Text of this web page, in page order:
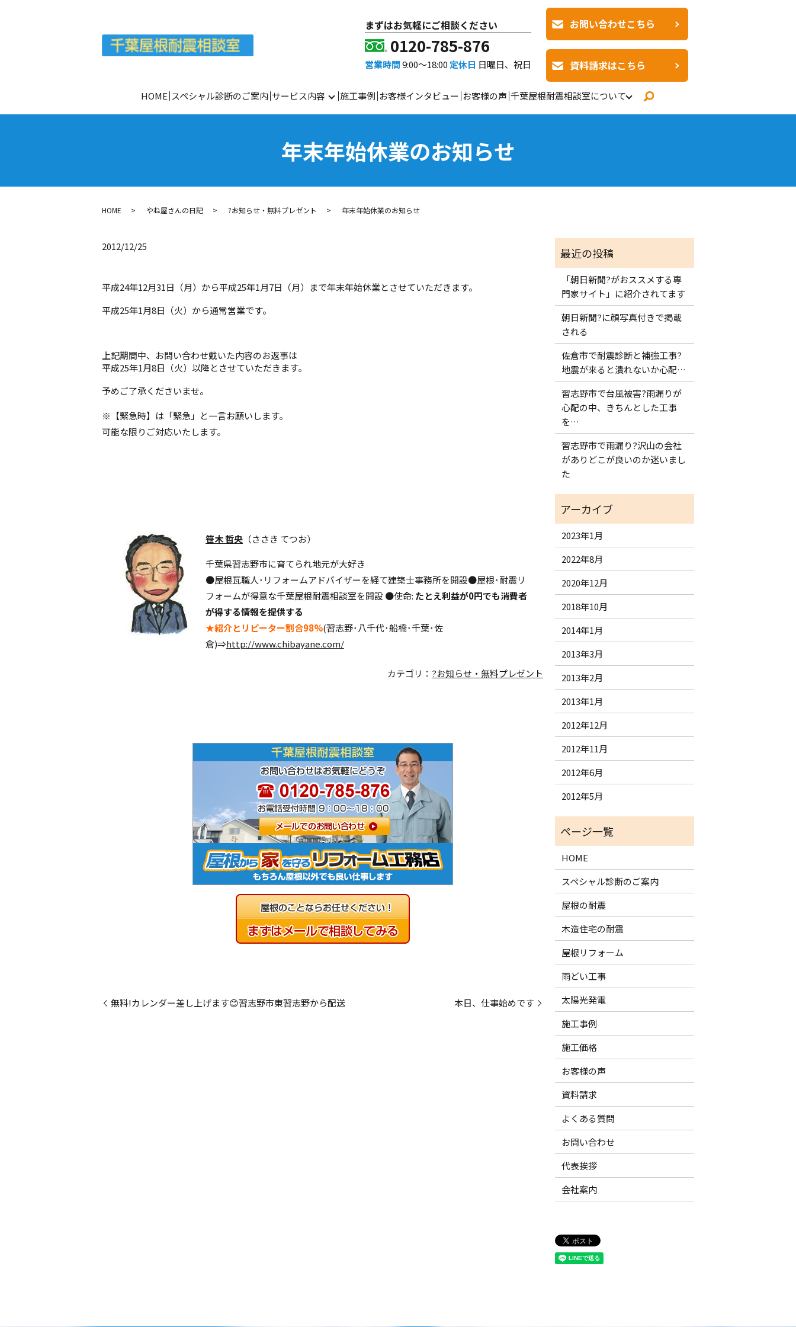
まずはお気軽にご相談ください
0120-785-876
営業時間9:00～18:00 定休日 日曜日、祝日
お問い合わせこちら
資料請求はこちら
HOME スペシャル診断のご案内 サービス内容 施工事例 お客様インタビュー お客様の声 千葉屋根耐震相談室について
年末年始休業のお知らせ
HOME やね屋さんの日記 ?お知らせ・無料プレゼント 年末年始休業のお知らせ
2012/12/25
平成24年12月31日（月）から平成25年1月7日（月）まで年末年始休業とさせていただきます。
平成25年1月8日（火）から通常営業です。
上記期間中、お問い合わせ戴いた内容のお返事は
平成25年1月8日（火）以降とさせていただきます。
予めご了承くださいませ。
※【緊急時】は「緊急」と一言お願いします。
可能な限りご対応いたします。
笹木 哲央 （ささき てつお）
千葉県習志野市に育てられ地元が大好き
●屋根瓦職人･リフォームアドバイザーを経て建築士事務所を開設●屋根･耐震リ
フォームが得意な千葉屋根耐震相談室を開設 ●使命: たとえ利益が0円でも消費者
が得する情報を提供する
★紹介とリピーター割合98%(習志野･八千代･船橋･千葉･佐
倉)⇒http://www.chibayane.com/
カテゴリ： ?お知らせ・無料プレゼント
無料!カレンダー差し上げます😊習志野市東習志野から配送 本日、仕事始めです
「朝日新聞?がおススメする専
門家サイト」に紹介されてます
朝日新聞?に顔写真付きで掲載
される
佐倉市で耐震診断と補強工事?
地震が来ると潰れないか心配…
習志野市で台風被害?雨漏りが
心配の中、きちんとした工事
を…
習志野市で雨漏り?沢山の会社
がありどこが良いのか迷いまし
た
2023年1月
2022年8月
2020年12月
2018年10月
2014年1月
2013年3月
2013年2月
2013年1月
2012年12月
2012年11月
2012年6月
2012年5月
HOME
スペシャル診断のご案内
屋根の耐震
木造住宅の耐震
屋根リフォーム
雨どい工事
太陽光発電
施工事例
施工価格
お客様の声
資料請求
よくある質問
お問い合わせ
代表挨拶
会社案内